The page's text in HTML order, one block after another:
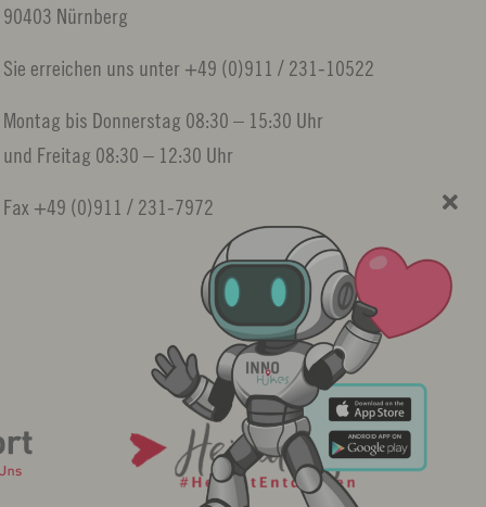
90403 Nürnberg
Sie erreichen uns unter +49 (0)911 / 231-10522
Montag bis Donnerstag 08:30 – 15:30 Uhr
und Freitag 08:30 – 12:30 Uhr
Fax +49 (0)911 / 231-7972